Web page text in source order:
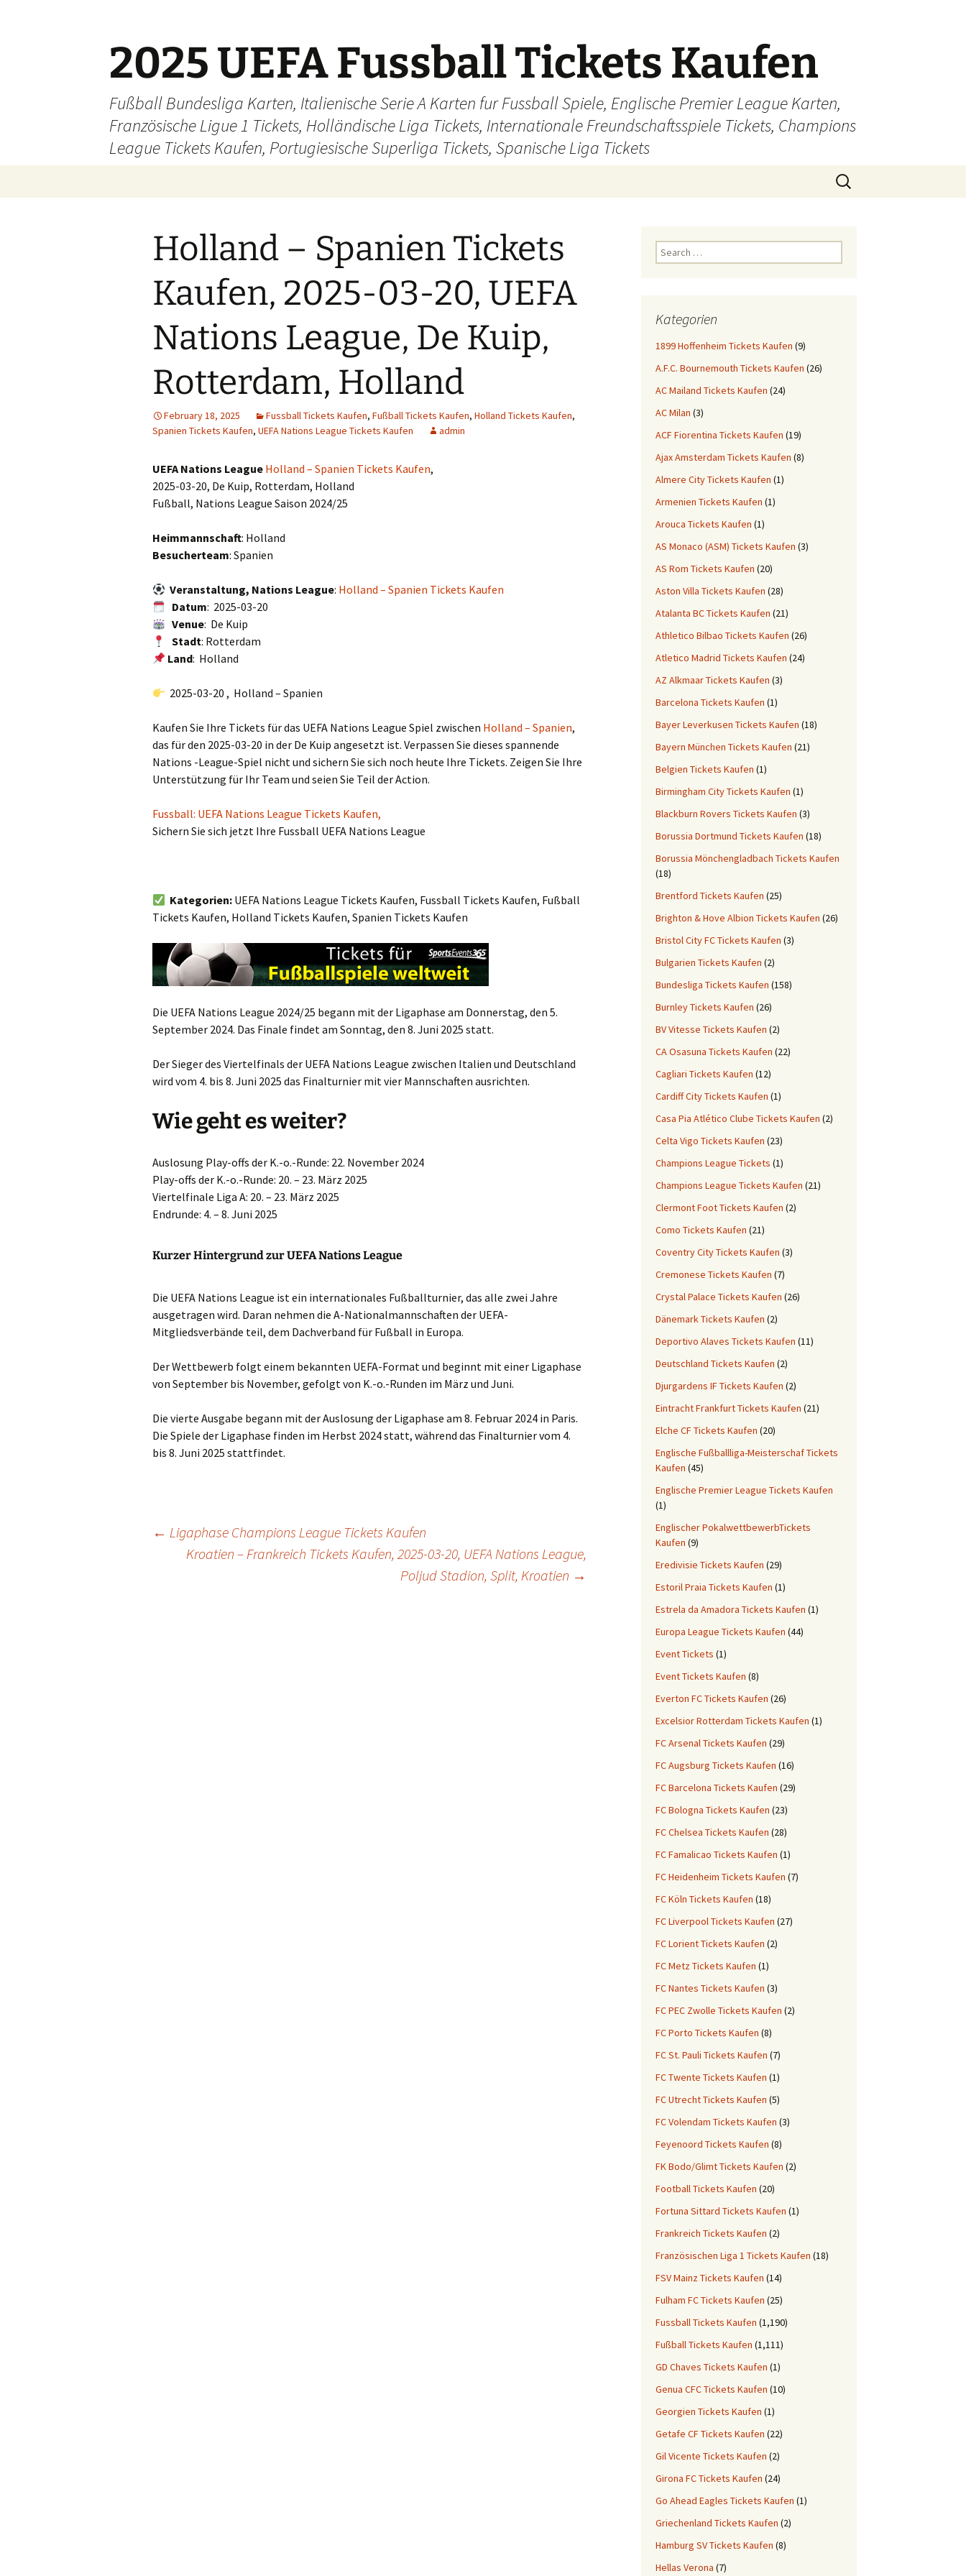
2025 UEFA Fussball Tickets Kaufen
Fußball Bundesliga Karten, Italienische Serie A Karten fur Fussball Spiele, Englische Premier League Karten,
Französische Ligue 1 Tickets, Holländische Liga Tickets, Internationale Freundschaftsspiele Tickets, Champions
League Tickets Kaufen, Portugiesische Superliga Tickets, Spanische Liga Tickets
Search
for:
Holland – Spanien Tickets
Kaufen, 2025-03-20, UEFA
Nations League, De Kuip,
Rotterdam, Holland
February 18, 2025 Fussball Tickets Kaufen, Fußball Tickets Kaufen, Holland Tickets Kaufen,
Spanien Tickets Kaufen, UEFA Nations League Tickets Kaufen admin
UEFA Nations League Holland – Spanien Tickets Kaufen,
2025-03-20, De Kuip, Rotterdam, Holland
Fußball, Nations League Saison 2024/25
Heimmannschaft: Holland
Besucherteam: Spanien
Veranstaltung, Nations League: Holland – Spanien Tickets Kaufen
Datum: 2025-03-20
Venue: De Kuip
Stadt: Rotterdam
Land: Holland
2025-03-20 , Holland – Spanien
Kaufen Sie Ihre Tickets für das UEFA Nations League Spiel zwischen Holland – Spanien,
das für den 2025-03-20 in der De Kuip angesetzt ist. Verpassen Sie dieses spannende
Nations -League-Spiel nicht und sichern Sie sich noch heute Ihre Tickets. Zeigen Sie Ihre
Unterstützung für Ihr Team und seien Sie Teil der Action.
Fussball: UEFA Nations League Tickets Kaufen,
Sichern Sie sich jetzt Ihre Fussball UEFA Nations League
Kategorien: UEFA Nations League Tickets Kaufen, Fussball Tickets Kaufen, Fußball
Tickets Kaufen, Holland Tickets Kaufen, Spanien Tickets Kaufen
Die UEFA Nations League 2024/25 begann mit der Ligaphase am Donnerstag, den 5.
September 2024. Das Finale findet am Sonntag, den 8. Juni 2025 statt.
Der Sieger des Viertelfinals der UEFA Nations League zwischen Italien und Deutschland
wird vom 4. bis 8. Juni 2025 das Finalturnier mit vier Mannschaften ausrichten.
Wie geht es weiter?
Auslosung Play-offs der K.-o.-Runde: 22. November 2024
Play-offs der K.-o.-Runde: 20. – 23. März 2025
Viertelfinale Liga A: 20. – 23. März 2025
Endrunde: 4. – 8. Juni 2025
Kurzer Hintergrund zur UEFA Nations League
Die UEFA Nations League ist ein internationales Fußballturnier, das alle zwei Jahre
ausgetragen wird. Daran nehmen die A-Nationalmannschaften der UEFA-
Mitgliedsverbände teil, dem Dachverband für Fußball in Europa.
Der Wettbewerb folgt einem bekannten UEFA-Format und beginnt mit einer Ligaphase
von September bis November, gefolgt von K.-o.-Runden im März und Juni.
Die vierte Ausgabe begann mit der Auslosung der Ligaphase am 8. Februar 2024 in Paris.
Die Spiele der Ligaphase finden im Herbst 2024 statt, während das Finalturnier vom 4.
bis 8. Juni 2025 stattfindet.
← Ligaphase Champions League Tickets Kaufen
Kroatien – Frankreich Tickets Kaufen, 2025-03-20, UEFA Nations League,
Poljud Stadion, Split, Kroatien →
Search
for:
Kategorien
1899 Hoffenheim Tickets Kaufen (9)
A.F.C. Bournemouth Tickets Kaufen (26)
AC Mailand Tickets Kaufen (24)
AC Milan (3)
ACF Fiorentina Tickets Kaufen (19)
Ajax Amsterdam Tickets Kaufen (8)
Almere City Tickets Kaufen (1)
Armenien Tickets Kaufen (1)
Arouca Tickets Kaufen (1)
AS Monaco (ASM) Tickets Kaufen (3)
AS Rom Tickets Kaufen (20)
Aston Villa Tickets Kaufen (28)
Atalanta BC Tickets Kaufen (21)
Athletico Bilbao Tickets Kaufen (26)
Atletico Madrid Tickets Kaufen (24)
AZ Alkmaar Tickets Kaufen (3)
Barcelona Tickets Kaufen (1)
Bayer Leverkusen Tickets Kaufen (18)
Bayern München Tickets Kaufen (21)
Belgien Tickets Kaufen (1)
Birmingham City Tickets Kaufen (1)
Blackburn Rovers Tickets Kaufen (3)
Borussia Dortmund Tickets Kaufen (18)
Borussia Mönchengladbach Tickets Kaufen
(18)
Brentford Tickets Kaufen (25)
Brighton & Hove Albion Tickets Kaufen (26)
Bristol City FC Tickets Kaufen (3)
Bulgarien Tickets Kaufen (2)
Bundesliga Tickets Kaufen (158)
Burnley Tickets Kaufen (26)
BV Vitesse Tickets Kaufen (2)
CA Osasuna Tickets Kaufen (22)
Cagliari Tickets Kaufen (12)
Cardiff City Tickets Kaufen (1)
Casa Pia Atlético Clube Tickets Kaufen (2)
Celta Vigo Tickets Kaufen (23)
Champions League Tickets (1)
Champions League Tickets Kaufen (21)
Clermont Foot Tickets Kaufen (2)
Como Tickets Kaufen (21)
Coventry City Tickets Kaufen (3)
Cremonese Tickets Kaufen (7)
Crystal Palace Tickets Kaufen (26)
Dänemark Tickets Kaufen (2)
Deportivo Alaves Tickets Kaufen (11)
Deutschland Tickets Kaufen (2)
Djurgardens IF Tickets Kaufen (2)
Eintracht Frankfurt Tickets Kaufen (21)
Elche CF Tickets Kaufen (20)
Englische Fußballliga-Meisterschaf Tickets
Kaufen (45)
Englische Premier League Tickets Kaufen
(1)
Englischer PokalwettbewerbTickets
Kaufen (9)
Eredivisie Tickets Kaufen (29)
Estoril Praia Tickets Kaufen (1)
Estrela da Amadora Tickets Kaufen (1)
Europa League Tickets Kaufen (44)
Event Tickets (1)
Event Tickets Kaufen (8)
Everton FC Tickets Kaufen (26)
Excelsior Rotterdam Tickets Kaufen (1)
FC Arsenal Tickets Kaufen (29)
FC Augsburg Tickets Kaufen (16)
FC Barcelona Tickets Kaufen (29)
FC Bologna Tickets Kaufen (23)
FC Chelsea Tickets Kaufen (28)
FC Famalicao Tickets Kaufen (1)
FC Heidenheim Tickets Kaufen (7)
FC Köln Tickets Kaufen (18)
FC Liverpool Tickets Kaufen (27)
FC Lorient Tickets Kaufen (2)
FC Metz Tickets Kaufen (1)
FC Nantes Tickets Kaufen (3)
FC PEC Zwolle Tickets Kaufen (2)
FC Porto Tickets Kaufen (8)
FC St. Pauli Tickets Kaufen (7)
FC Twente Tickets Kaufen (1)
FC Utrecht Tickets Kaufen (5)
FC Volendam Tickets Kaufen (3)
Feyenoord Tickets Kaufen (8)
FK Bodo/Glimt Tickets Kaufen (2)
Football Tickets Kaufen (20)
Fortuna Sittard Tickets Kaufen (1)
Frankreich Tickets Kaufen (2)
Französischen Liga 1 Tickets Kaufen (18)
FSV Mainz Tickets Kaufen (14)
Fulham FC Tickets Kaufen (25)
Fussball Tickets Kaufen (1,190)
Fußball Tickets Kaufen (1,111)
GD Chaves Tickets Kaufen (1)
Genua CFC Tickets Kaufen (10)
Georgien Tickets Kaufen (1)
Getafe CF Tickets Kaufen (22)
Gil Vicente Tickets Kaufen (2)
Girona FC Tickets Kaufen (24)
Go Ahead Eagles Tickets Kaufen (1)
Griechenland Tickets Kaufen (2)
Hamburg SV Tickets Kaufen (8)
Hellas Verona (7)